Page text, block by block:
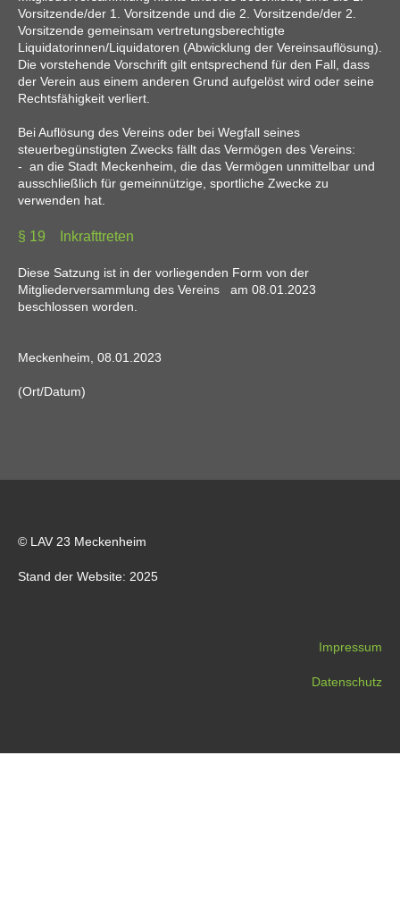
Vorsitzende/der 1. Vorsitzende und die 2. Vorsitzende/der 2.
Vorsitzende gemeinsam vertretungsberechtigte
Liquidatorinnen/Liquidatoren (Abwicklung der Vereinsauflösung).
Die vorstehende Vorschrift gilt entsprechend für den Fall, dass
der Verein aus einem anderen Grund aufgelöst wird oder seine
Rechtsfähigkeit verliert.
Bei Auflösung des Vereins oder bei Wegfall seines
steuerbegünstigten Zwecks fällt das Vermögen des Vereins:
- an die Stadt Meckenheim, die das Vermögen unmittelbar und
ausschließlich für gemeinnützige, sportliche Zwecke zu
verwenden hat.
§ 19 Inkrafttreten
Diese Satzung ist in der vorliegenden Form von der
Mitgliederversammlung des Vereins am 08.01.2023
beschlossen worden.
Meckenheim, 08.01.2023
(Ort/Datum)
© LAV 23 Meckenheim
Stand der Website: 2025
Impressum
Datenschutz